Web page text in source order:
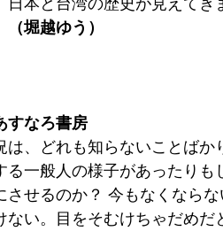
（堀越ゆう）
すなろ書房
、どれも知らないことばか
一般人の様子があったりも
せるのか？ 今もなくなら
い。目をそむけちゃだめだ